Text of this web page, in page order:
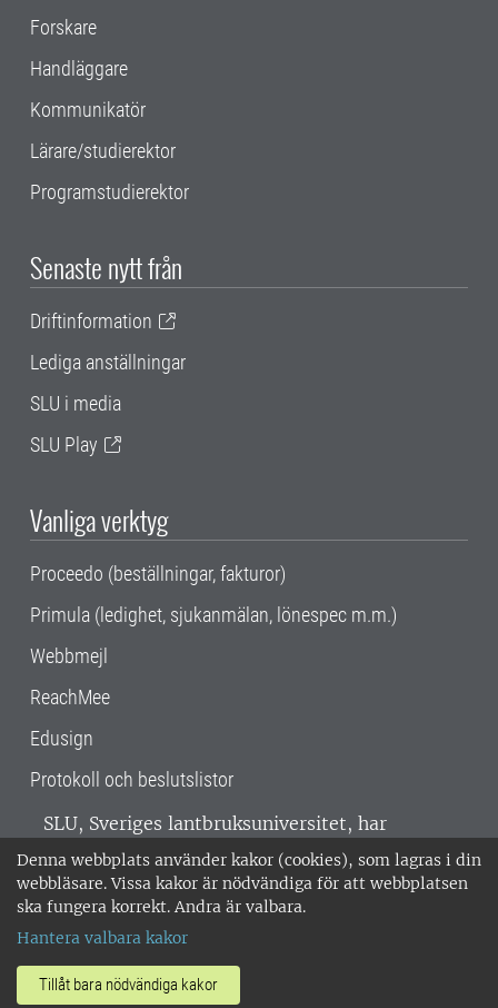
Denna webbplats använder kakor (cookies), som lagras i din
webbläsare. Vissa kakor är nödvändiga för att webbplatsen
ska fungera korrekt. Andra är valbara.
Hantera valbara kakor
Tillåt bara nödvändiga kakor
Forskare
Handläggare
Kommunikatör
Lärare/studierektor
Programstudierektor
Senaste nytt från
Driftinformation
Lediga anställningar
SLU i media
SLU Play
Vanliga verktyg
Proceedo (beställningar, fakturor)
Primula (ledighet, sjukanmälan, lönespec m.m.)
Webbmejl
ReachMee
Edusign
Protokoll och beslutslistor
SLU, Sveriges lantbruksuniversitet, har
verksamhet över hela Sverige. Huvudorter är
Alnarp, Uppsala och Umeå.SLU är
miljöcertifierat enligt ISO 14001. •
018-67 10 00 • Org nr: 202100-2817 •
Om SLU:s webbplatser